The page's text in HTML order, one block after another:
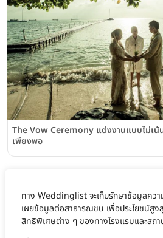
ทาง Weddinglist จะเก็บรักษาข้อมูลควา
เผยข้อมูลต่อสาธารณชน เพื่อประโยชน์สูง
สิทธิพิเศษต่าง ๆ ของทางโรงแรมและสถ
The Vow Ceremony แต่งงานแบบไม่เ
เพียงพอ